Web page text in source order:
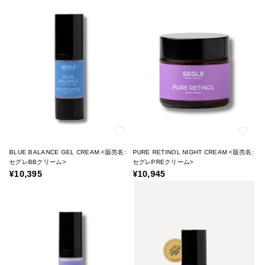
BLUE BALANCE GEL CREAM <販売名:
セグレBBクリーム>
¥10,395
PURE RETINOL NIGHT CREAM <販売名:
セグレPREクリーム>
¥10,945